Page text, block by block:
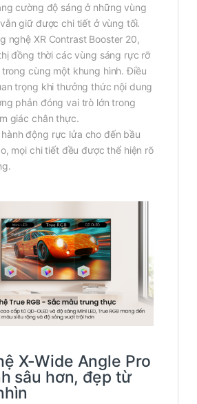
cường độ sáng ở những vùng
giữ được chi tiết ở vùng tối.
nghệ XR Contrast Booster 20,
đồng thời các vùng sáng rực rỡ
cùng một khung hình. Điều
trọng khi thưởng thức nội dung
phản đóng vai trò lớn trong
giác chân thực.
động rực lửa cho đến bầu
mọi chi tiết đều được thể hiện rõ
X-Wide Angle Pro
sâu hơn, đẹp từ